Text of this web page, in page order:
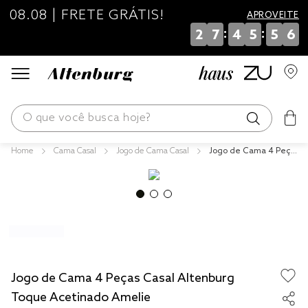
08.08 | FRETE GRÁTIS! APROVEITE
2 7 : 4 5 : 5 5
O que você busca hoje?
Cama Casal Jogo de Cama Casal
Jogo de Cama 4 Peça
Jogo de Cama 4 Peças Casal Altenburg
Toque Acetinado Amelie
travesseiro